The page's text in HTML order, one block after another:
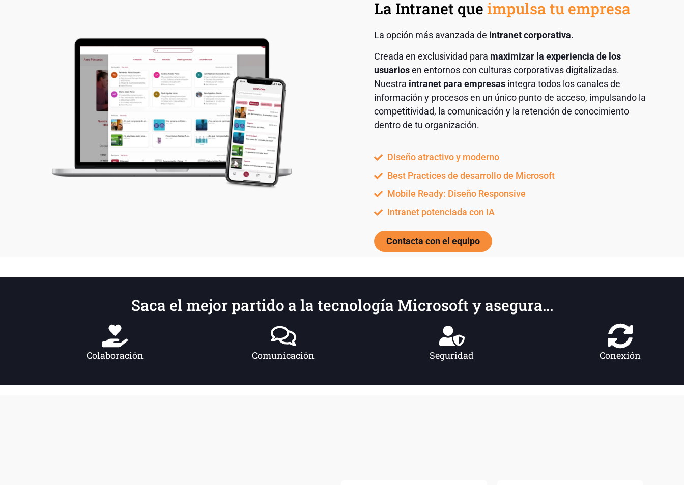
La Intranet que impulsa tu empresa
La opción más avanzada de intranet corporativa.
Creada en exclusividad para maximizar la experiencia de los
usuariosen entornos con culturas corporativas digitalizadas.
Nuestra intranet para empresasintegra todos los canales de
información y procesos en un único punto de acceso, impulsando la
competitividad, la comunicación y la retención de conocimiento
dentro de tu organización.
Diseño atractivo y moderno
Best Practices de desarrollo de Microsoft
Mobile Ready: Diseño Responsive
Intranet potenciada con IA
Contacta con el equipo
Saca el mejor partido a la tecnología Microsoft y asegura...
Colaboración Comunicación Seguridad Conexión